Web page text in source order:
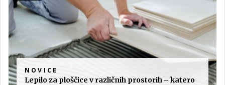
NOVICE
Lepilo za ploščice v različnih prostorih – katero